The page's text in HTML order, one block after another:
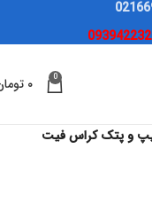
0 ۰
فلیپ و پتک کراس فیت